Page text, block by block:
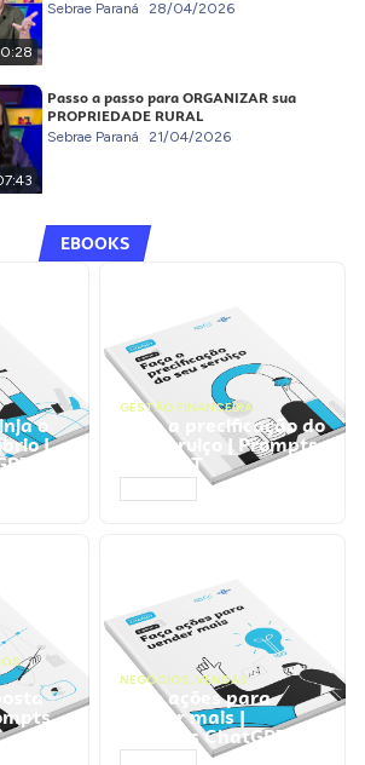
Sebrae Paraná 28/04/2026
Passo a passo para ORGANIZAR sua
PROPRIEDADE RURAL
Sebrae Paraná 21/04/2026
EBOOKS
o
|
GESTÃO FINANCEIRA
Faça a precificação do
seu serviço | Prompts
ChatGPT
NEGÓCIOS, VENDAS
Faça ações para
vender mais |
Prompts ChatGPT